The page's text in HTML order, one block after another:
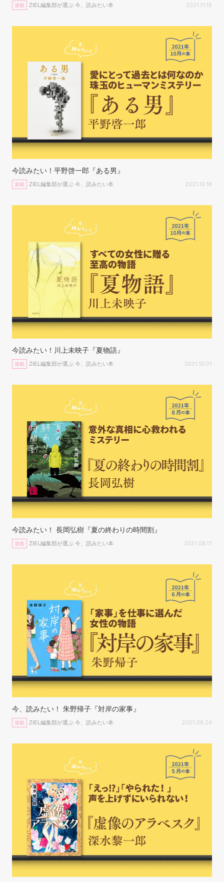
連載 ZIEL編集部が選ぶ 今、読みたい本 2021.11.15
今読みたい！平野啓一郎『ある男』
連載 ZIEL編集部が選ぶ 今、読みたい本 2021.10.18
今読みたい！川上未映子『夏物語』
連載 ZIEL編集部が選ぶ 今、読みたい本 2021.10.01
今読みたい！ 長岡弘樹『夏の終わりの時間割』
連載 ZIEL編集部が選ぶ 今、読みたい本 2021.08.17
今、読みたい！ 朱野帰子『対岸の家事』
連載 ZIEL編集部が選ぶ 今、読みたい本 2021.06.24